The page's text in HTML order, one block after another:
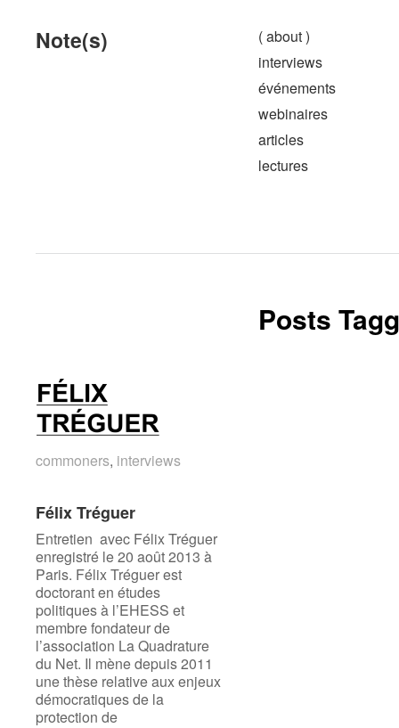
Note(s)
( about )
interviews
événements
webinaires
articles
lectures
Posts
commoners, interviews
Félix Tréguer
Entretien avec Félix Tréguer
enregistré le 20 août 2013 à
Paris. Félix Tréguer est
doctorant en études
politiques à l’EHESS et
membre fondateur de
l’association La Quadrature
du Net. Il mène depuis 2011
une thèse relative aux enjeux
démocratiques de la
protection de
commoners interviews
Félix Tréguer